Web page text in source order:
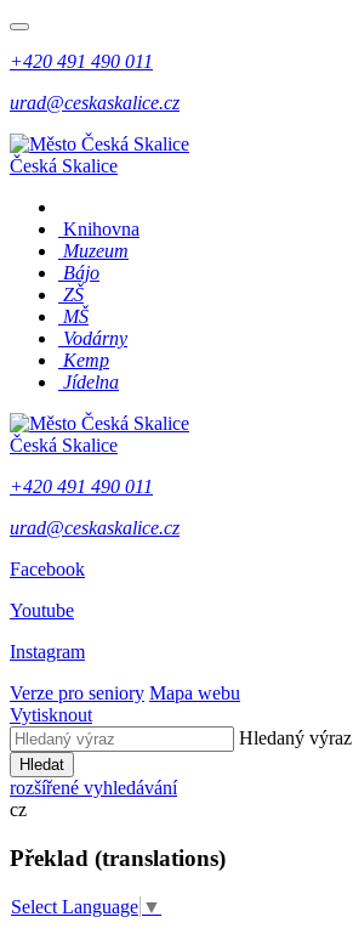
+420 491 490 011
urad@ceskaskalice.cz
Česká Skalice
Knihovna
Muzeum
Bájo
ZŠ
MŠ
Vodárny
Kemp
Jídelna
Česká Skalice
+420 491 490 011
urad@ceskaskalice.cz
Facebook
Youtube
Instagram
Verze pro seniory Mapa webu
Vytisknout
Hledaný výraz
Hledat
rozšířené vyhledávání
cz
Překlad (translations)
Select Language ▼